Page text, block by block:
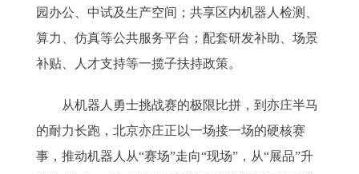
园办公、中试及生产空间；共享区内机器人检测、
算力、仿真等公共服务平台；配套研发补助、场景
补贴、人才支持等一揽子扶持政策。
从机器人勇士挑战赛的极限比拼，到亦庄半马
的耐力长跑，北京亦庄正以一场接一场的硬核赛
事，推动机器人从“赛场”走向“现场”，从“展品”升